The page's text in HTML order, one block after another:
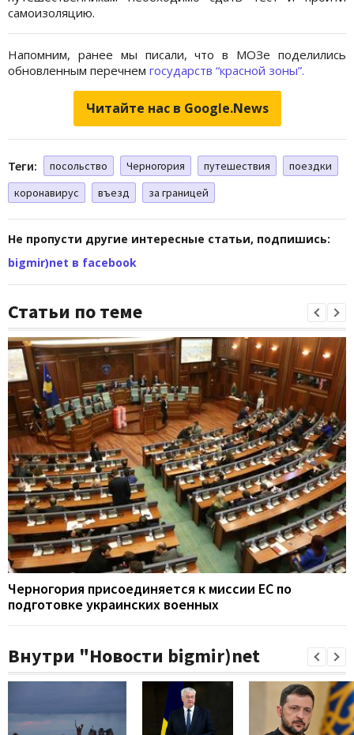
самоизоляцию.
Напомним, ранее мы писали, что в МОЗе поделились
обновленным перечнем государств “красной зоны”.
Читайте нас в Google.News
Теги: посольство Черногория путешествия
поездки
коронавирус
въезд за границей
Не пропусти другие интересные статьи, подпишись:
bigmir)net в facebook
Статьи по теме
Черногория присоединяется к миссии ЕС по
подготовке украинских военных
Внутри "Новости bigmir)net